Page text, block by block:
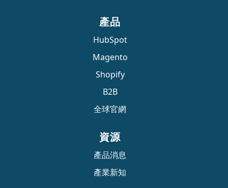
產品
HubSpot
Magento
Shopify
B2B
全球官網
資源
產品消息
產業新知